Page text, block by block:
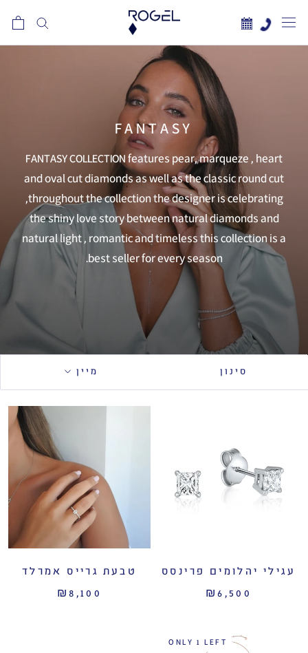
לתוכן
FANTASY
FANTASY COLLECTION features pear, marqueze , heart
and oval cut diamonds as well as the classic round cut
,throughout the collection the designer is celebrating
the shiny love story between natural diamonds and
natural light , romantic and timeless this collection is a
best seller for every season.
סינון מיין
עגילי יהלומים פרינסס
₪6,500
טבעת גרייס אמרלד
₪8,100
ONLY 1 LEFT